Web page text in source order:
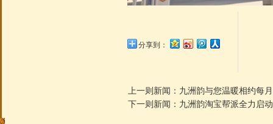
分享到：
上一则新闻： 九洲韵与您温暖相约每
下一则新闻： 九洲韵淘宝帮派全力启